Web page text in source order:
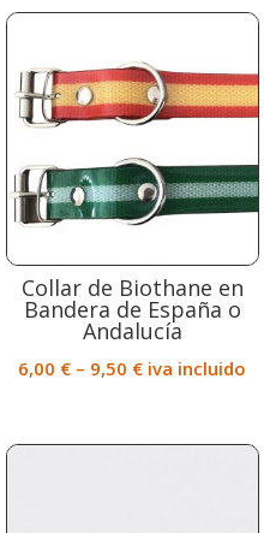
Collar de Biothane en
Bandera de España o
Andalucía
6,00 € – 9,50 € iva incluido